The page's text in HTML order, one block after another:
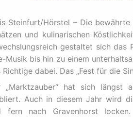
Steinfurt/Hörstel – Die
und kulinarischen
gestaltet sich das
Musik bis hin zu einem
Richtige dabei. Das „Fest für die
„Marktzauber“ hat sich längst
Auch in diesem Jahr wird
fern nach Gravenhorst